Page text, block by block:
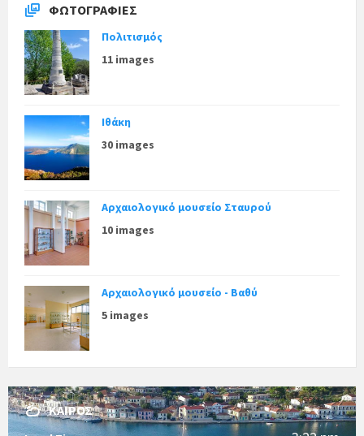
ΦΩΤΟΓΡΑΦΊΕΣ
Πολιτισμός
11 images
Ιθάκη
30 images
Αρχαιολογικό μουσείο Σταυρού
10 images
Αρχαιολογικό μουσείο - Βαθύ
5 images
ΚΑΙΡΌΣ